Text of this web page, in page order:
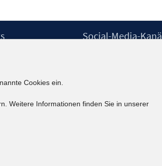
Social-Media-
kununu
Cookies ein.
Weitere Informationen finden Sie in unserer